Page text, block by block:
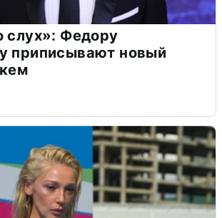
слух»: Федору
приписывают новый